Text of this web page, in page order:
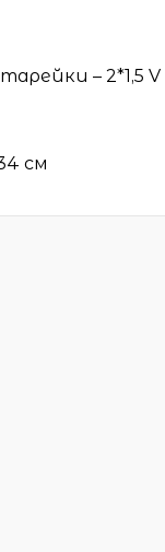
– 2*1,5
см